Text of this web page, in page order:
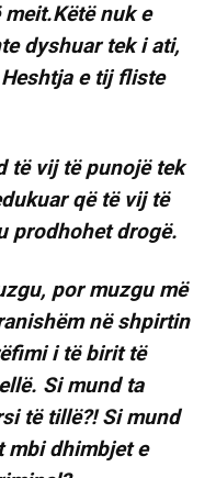
nuk e
dyshuar tek i ati,
e tij fliste
të vij të punojë tek
që të vij të
prodhohet drogë.
por muzgu më
në shpirtin
i të birit të
Si mund ta
të tillë?! Si mund
mbi dhimbjet e